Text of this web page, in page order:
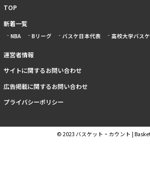
TOP
新着一覧
NBA Bリーグ バスケ日本代表 高校大学バス
運営者情報
サイトに関するお問い合わせ
広告掲載に関するお問い合わせ
プライバシーポリシー
© 2023 バスケット・カウント |